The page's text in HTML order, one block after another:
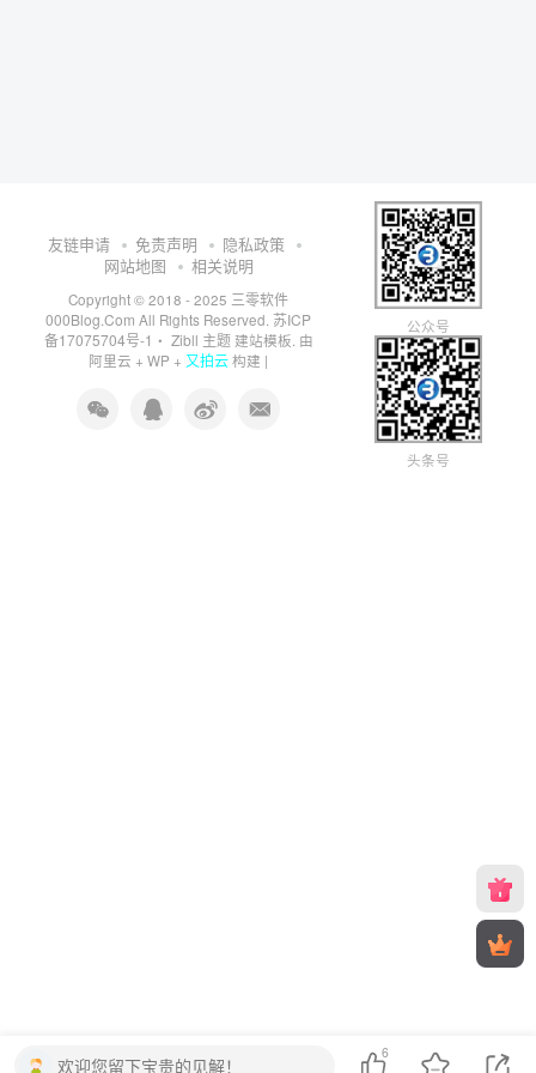
友链申请 免责声明
隐私政策
网站地图
相关说明
Copyright © 2018 - 2025 三零软件
000Blog.Com All Rights Reserved. 苏ICP
备17075704号-1 ・ Zibll 主题建站模板. 由
阿里云 + WP + 又拍云构建 |
公众号
头条号
欢迎您留下宝贵的见解！
6